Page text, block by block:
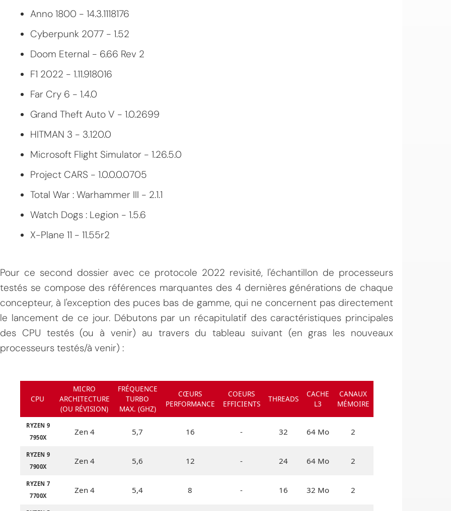
Anno 1800 - 14.3.1118176
Cyberpunk 2077 - 1.52
Doom Eternal - 6.66 Rev 2
F1 2022 - 1.11.918016
Far Cry 6 - 1.4.0
Grand Theft Auto V - 1.0.2699
HITMAN 3 - 3.120.0
Microsoft Flight Simulator - 1.26.5.0
Project CARS - 1.0.0.0.0705
Total War : Warhammer III - 2.1.1
Watch Dogs : Legion - 1.5.6
X-Plane 11 - 11.55r2
Pour ce second dossier avec ce protocole 2022 revisité, l'échantillon de processeurs
testés se compose des références marquantes des 4 dernières générations de chaque
concepteur, à l'exception des puces bas de gamme, qui ne concernent pas directement
le lancement de ce jour. Débutons par un récapitulatif des caractéristiques principales
des CPU testés (ou à venir) au travers du tableau suivant (en gras les nouveaux
processeurs testés/à venir) :
CPU
MICRO
ARCHITECTURE
(OU RÉVISION)
FRÉQUENCE
TURBO
MAX. (GHZ)
CŒURS
PERFORMANCE
COEURS
EFFICIENTS
THREADS
CACHE
L3
CANAUX
MÉMOIRE
RYZEN 9
7950X
Zen 4 5,7 16 - 32 64 Mo 2
RYZEN 9
7900X
Zen 4 5,6 12 - 24 64 Mo 2
RYZEN 7
7700X
Zen 4 5,4 8 - 16 32 Mo 2